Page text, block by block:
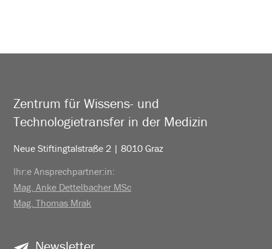
Zentrum für Wissens- und
Technologietransfer in der Medizin
Neue Stiftingtalstraße 2 | 8010 Graz
Ihr:e Ansprechpartner:in:
Mag. Anke Dettelbacher MSc
Mag. Thomas Mrak